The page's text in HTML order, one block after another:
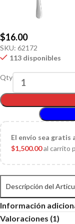
$16.00
SKU: 62172
113 disponibles
Qty
El envío sea gratis
$1,500.00al carrito
Descripción del
Información
Valoraciones (1)